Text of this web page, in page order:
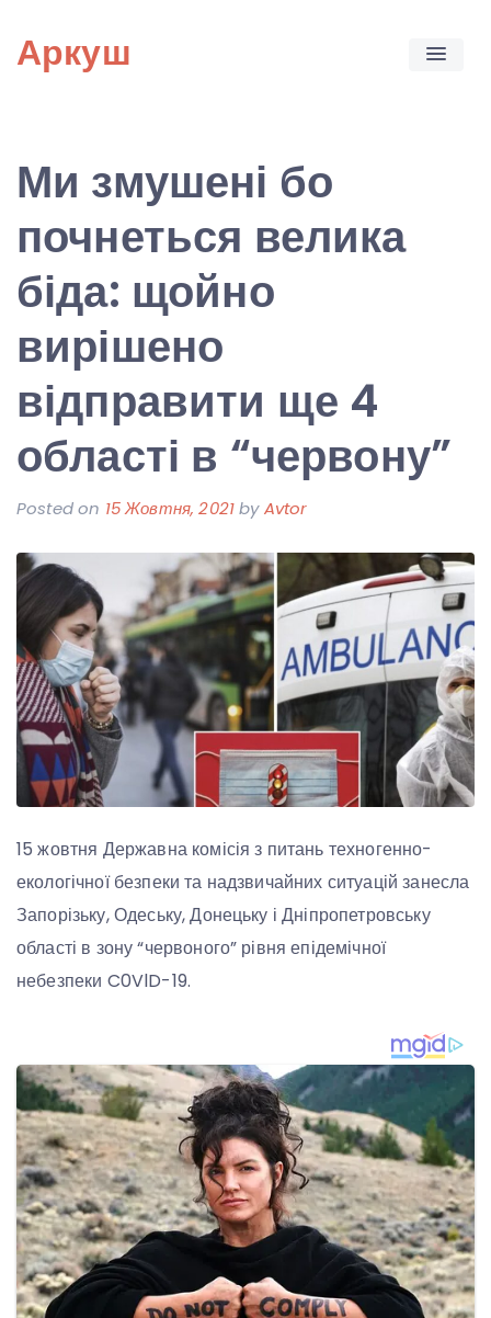
content
Аркуш
Ми змушені бо
почнеться велика
біда: щойно
вирішено
відправити ще 4
області в “червону”
Posted on 15 Жовтня, 2021byAvtor
15 жовтня Державна комісія з питань техногенно-
екологічної безпеки та надзвичайних ситуацій занесла
Запорізьку, Одеську, Донецьку і Дніпропетровську
області в зону “червоного” рівня епідемічної
небезпеки C0VlD-19.